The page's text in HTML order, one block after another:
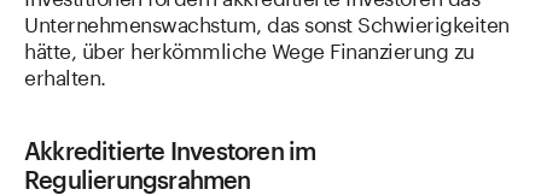
Unternehmenswachstum, das sonst Schwierigkeiten
hätte, über herkömmliche Wege Finanzierung zu
erhalten.
Akkreditierte Investoren im
Regulierungsrahmen